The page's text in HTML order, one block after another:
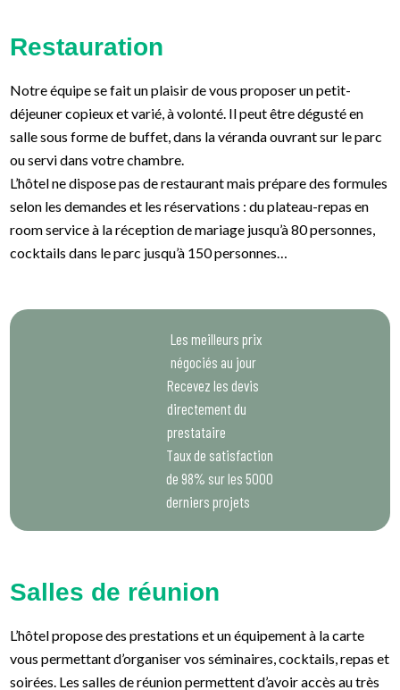
Restauration
Notre équipe se fait un plaisir de vous proposer un petit-
déjeuner copieux et varié, à volonté. Il peut être dégusté en
salle sous forme de buffet, dans la véranda ouvrant sur le parc
ou servi dans votre chambre.
L’hôtel ne dispose pas de restaurant mais prépare des formules
selon les demandes et les réservations : du plateau-repas en
room service à la réception de mariage jusqu’à 80 personnes,
cocktails dans le parc jusqu’à 150 personnes…
Les meilleurs prix
négociés au jour
Recevez les devis
directement du
prestataire
Taux de satisfaction
de 98% sur les 5000
derniers projets
Salles de réunion
L’hôtel propose des prestations et un équipement à la carte
vous permettant d’organiser vos séminaires, cocktails, repas et
soirées. Les salles de réunion permettent d’avoir accès au très